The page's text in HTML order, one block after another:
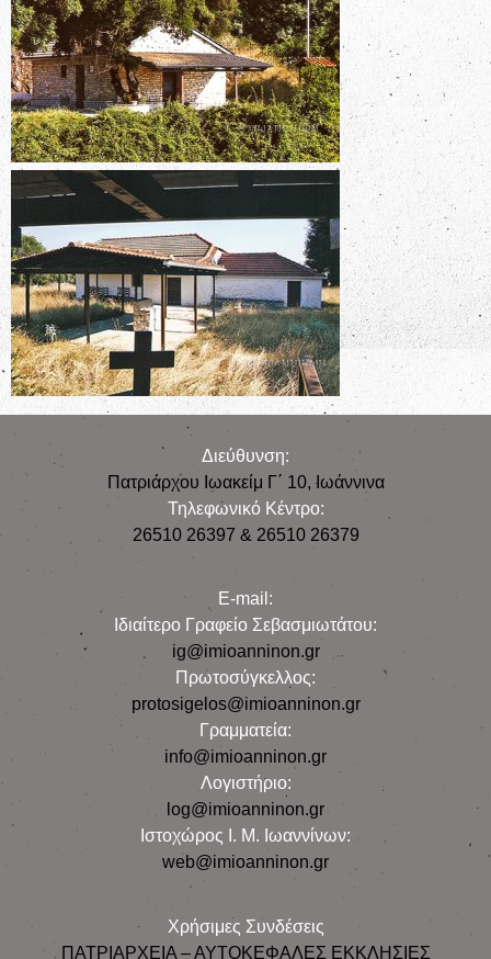
Διεύθυνση:
Πατριάρχου Ιωακείμ Γ΄ 10, Iωάννινα
Τηλεφωνικό Κέντρο:
26510 26397 & 26510 26379
E-mail:
Iδιαίτερο Γραφείο Σεβασμιωτάτου:
ig@imioanninon.gr
Πρωτοσύγκελλος:
protosigelos@imioanninon.gr
Γραμματεία:
info@imioanninon.gr
Λογιστήριο:
log@imioanninon.gr
Ιστοχώρος Ι. Μ. Ιωαννίνων:
web@imioanninon.gr
Χρήσιμες Συνδέσεις
ΠΑΤΡΙΑΡΧΕΙΑ – ΑΥΤΟΚΕΦΑΛΕΣ ΕΚΚΛΗΣΙΕΣ